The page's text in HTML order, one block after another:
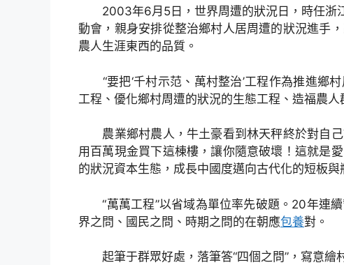
2003年6月5日，世界周遭的狀況日，時任浙
動會，親身安排從整治鄉村人居周遭的狀況進手
農人生涯東西的品質。
“要把‘千村示范、萬村整治’工程作為推進鄉
工程、優化鄉村周遭的狀況的生態工程、造福農人
農業鄉村農人，牛土豪看到林天秤終於對自己
用百萬現金買下這棟樓，讓你隨意破壞！這就是
的狀況資本生態，成長中國度邁向古代化的短板與
“萬萬工程”以省域為單位率先破題。20年連
界之問、國民之問、時期之問的在朝應包養對。
起筆于群眾好處，落筆答“四個之問”，寫意繪